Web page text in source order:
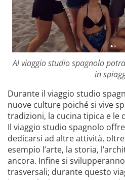
Al viaggio studio spagnolo
in
Durante il viaggio studio
nuove culture poiché si vive
tradizioni, la cucina tipica e le
Il viaggio studio spagnolo
dedicarsi ad altre attività,
esempio l’arte, la storia,
ancora. Infine si
trasversali; durante questo